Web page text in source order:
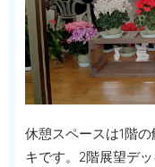
休憩スペースは1階
キです。2階展望デ